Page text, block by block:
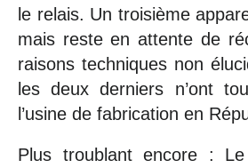
le relais. Un troisième
mais reste en attente de
raisons techniques non
les deux derniers n’ont
l’usine de fabrication en
Plus troublant encore :